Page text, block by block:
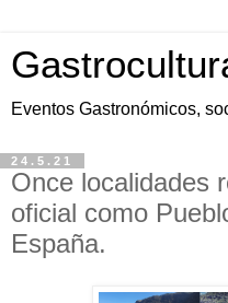
Eventos Gastronómicos,
24.5.21
Once localidades
oficial como
España.